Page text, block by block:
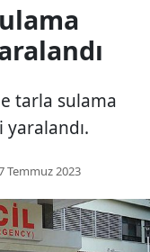
tarla sulama
yaralandı.
Temmuz 2023